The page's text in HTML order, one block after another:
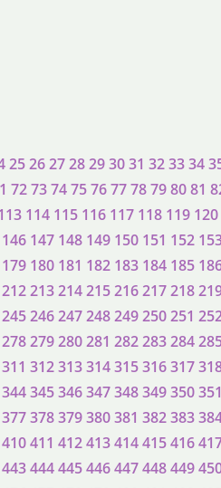
25262728293031 323334
72737475767778798081
114 115 116 117 118 119 120
146 147 148 149 150 151 152
179 180 181 182 183 184 185
212213214215216217218
245246247248249250251
278279280281 282283284
311 312313314315316317
344345346347348349350351
377378379380381 382383
410411 412413414415416
443444445446447448449